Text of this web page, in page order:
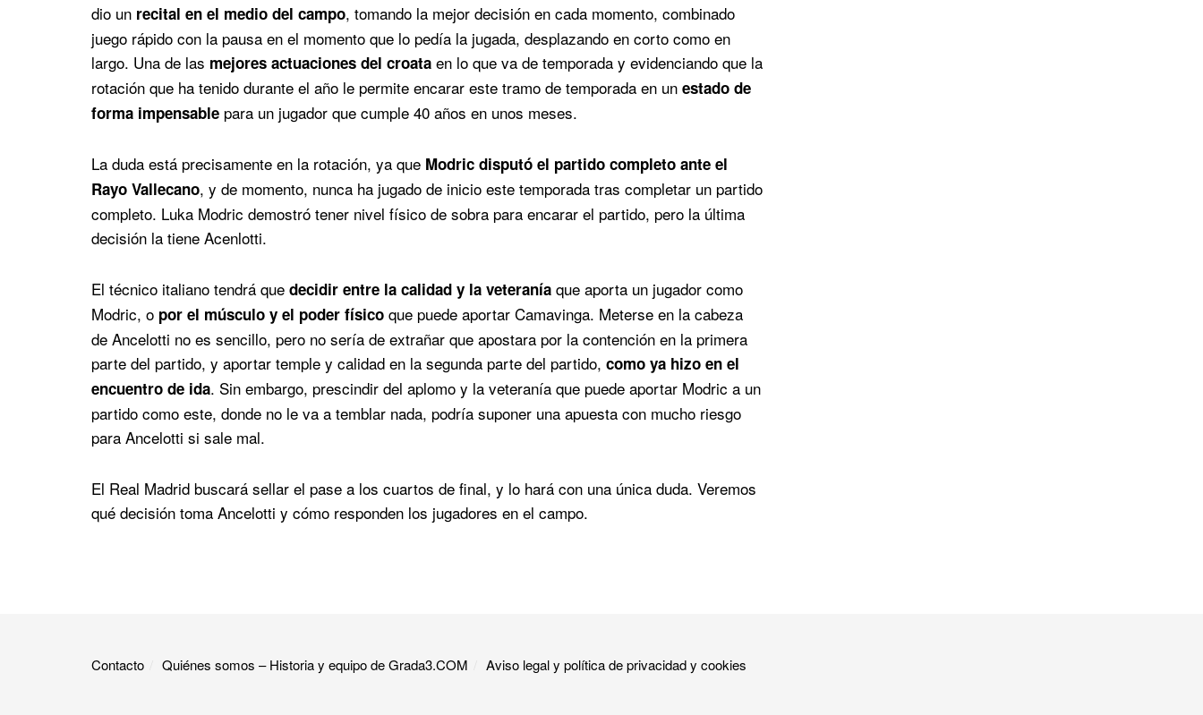
dio un recital en el medio del campo, tomando la mejor decisión en cada momento, combinado
juego rápido con la pausa en el momento que lo pedía la jugada, desplazando en corto como en
largo. Una de las mejores actuaciones del croata en lo que va de temporada y evidenciando que la
rotación que ha tenido durante el año le permite encarar este tramo de temporada en un estado de
forma impensable para un jugador que cumple 40 años en unos meses.
La duda está precisamente en la rotación, ya que Modric disputó el partido completo ante el
Rayo Vallecano, y de momento, nunca ha jugado de inicio este temporada tras completar un partido
completo. Luka Modric demostró tener nivel físico de sobra para encarar el partido, pero la última
decisión la tiene Acenlotti.
El técnico italiano tendrá que decidir entre la calidad y la veteranía que aporta un jugador como
Modric, o por el músculo y el poder físico que puede aportar Camavinga. Meterse en la cabeza
de Ancelotti no es sencillo, pero no sería de extrañar que apostara por la contención en la primera
parte del partido, y aportar temple y calidad en la segunda parte del partido, como ya hizo en el
encuentro de ida. Sin embargo, prescindir del aplomo y la veteranía que puede aportar Modric a un
partido como este, donde no le va a temblar nada, podría suponer una apuesta con mucho riesgo
para Ancelotti si sale mal.
El Real Madrid buscará sellar el pase a los cuartos de final, y lo hará con una única duda. Veremos
qué decisión toma Ancelotti y cómo responden los jugadores en el campo.
Contacto Quiénes somos – Historia y equipo de Grada3.COM Aviso legal y política de privacidad y cookies​